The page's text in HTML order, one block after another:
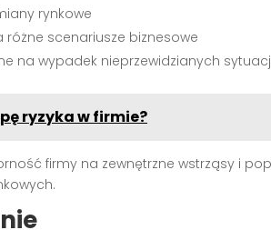
rynkowe
różne scenariusze biznesowe
na wypadek nieprzewidzianych
ryzyka w firmie?
firmy na zewnętrzne wstrząsy i